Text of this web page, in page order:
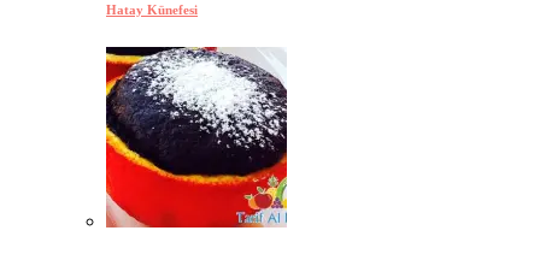
Hatay Künefesi